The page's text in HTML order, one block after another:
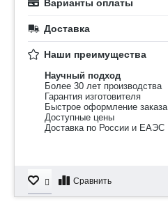
Варианты оплаты
Доставка
Наши преимущества
Научный подход
Более 30 лет производства
Гарантия изготовителя
Быстрое оформление заказа
Доступные цены
Доставка по России и ЕАЭС
Сравнить